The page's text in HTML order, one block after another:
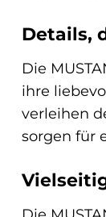
Details,
Die
ihre
verleihen
sorgen für